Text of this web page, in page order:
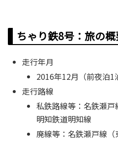
ちゃり鉄8号：旅の
走行年月
2016年12月（前夜泊1
走行路線
私鉄路線等：名鉄瀬戸
明知鉄道明知線
廃線等：名鉄瀬戸線（